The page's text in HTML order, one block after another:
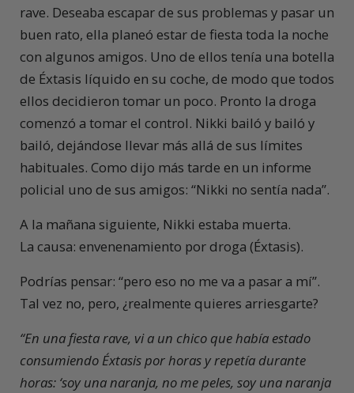
rave. Deseaba escapar de sus problemas y pasar un
buen rato, ella planeó estar de fiesta toda la noche
con algunos amigos. Uno de ellos tenía una botella
de Éxtasis líquido en su coche, de modo que todos
ellos decidieron tomar un poco. Pronto la droga
comenzó a tomar el control. Nikki bailó y bailó y
bailó, dejándose llevar más allá de sus límites
habituales. Como dijo más tarde en un informe
policial uno de sus amigos: “Nikki no sentía nada”.
A la mañana siguiente, Nikki estaba muerta.
La causa: envenenamiento por droga (Éxtasis).
Podrías pensar: “pero eso no me va a pasar a mí”.
Tal vez no, pero, ¿realmente quieres arriesgarte?
“En una fiesta rave, vi a un chico que había estado
consumiendo Éxtasis por horas y repetía durante
horas: ‘soy una naranja, no me peles, soy una naranja